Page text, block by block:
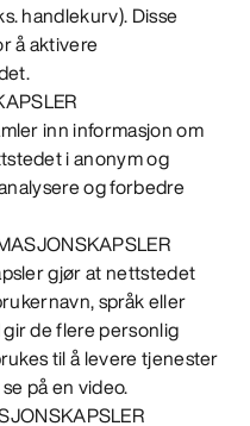
handlekurv). Disse
å aktivere
inn informasjon om
i anonym og
og forbedre
gjør at nettstedet
språk eller
de flere personlig
til å levere tjenester
på en video.